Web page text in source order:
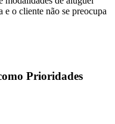
e o cliente não se preocupa
Prioridades